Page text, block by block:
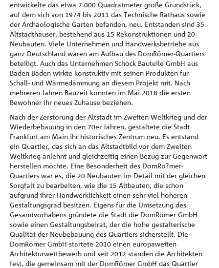
entwickelte das etwa 7.000 Quadratmeter große Grundstück,
auf dem sich von 1974 bis 2011 das Technische Rathaus sowie
der Archäologische Garten befanden, neu. Entstanden sind 35
Altstadthäuser, bestehend aus 15 Rekonstruktionen und 20
Neubauten. Viele Unternehmen und Handwerksbetriebe aus
ganz Deutschland waren am Aufbau des DomRömer-Quartiers
beteiligt. Auch das Unternehmen Schöck Bauteile GmbH aus
Baden-Baden wirkte konstruktiv mit seinen Produkten für
Schall- und Wärmedämmung an diesem Projekt mit. Nach
mehreren Jahren Bauzeit konnten im Mai 2018 die ersten
Bewohner ihr neues Zuhause beziehen.
Nach der Zerstörung der Altstadt im Zweiten Weltkrieg und der
Wiederbebauung in den 70er Jahren, gestaltete die Stadt
Frankfurt am Main ihr historisches Zentrum neu. Es entstand
ein Quartier, das sich an das Altstadtbild vor dem Zweiten
Weltkrieg anlehnt und gleichzeitig einen Bezug zur Gegenwart
herstellen möchte. Eine Besonderheit des DomRo?mer-
Quartiers war es, die 20 Neubauten im Detail mit der gleichen
Sorgfalt zu bearbeiten, wie die 15 Altbauten, die schon
aufgrund ihrer Handwerklichkeit einen sehr viel höheren
Gestaltungsgrad besitzen. Eigens für die Umsetzung des
Gesamtvorhabens gründete die Stadt die DomRömer GmbH
sowie einen Gestaltungsbeirat, der die hohe gestalterische
Qualität der Neubebauung des Quartiers sicherstellt. Die
DomRömer GmbH startete 2010 einen europaweiten
Architekturwettbewerb und seit 2012 standen die Architekten
fest, die gemeinsam mit der DomRömer GmbH das Quartier